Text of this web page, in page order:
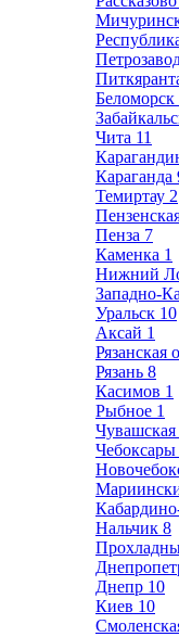
Беломорск
Чита 11
Караганда
Темиртау 2
Пенза 7
Каменка 1
Нижний
Западно-
Уральск 10
Аксай 1
Рязанская
Рязань 8
Касимов 1
Рыбное 1
Чебоксары
Нальчик 8
Днепр 10
Киев 10